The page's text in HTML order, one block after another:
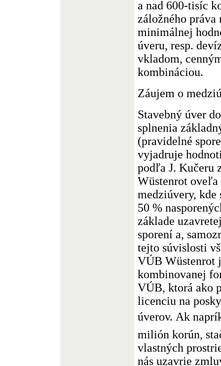
a nad 600-tisíc
záložného
minimálnej
úveru, resp.
vkladom,
kombináciou.
Záujem o
Stavebný úver
splnenia
(pravidelné
vyjadruje
podľa J. Kučeru
Wüstenrot oveľa
medziúvery,
50 %
základe
sporení a,
tejto súvislosti
VÚB Wüstenrot
kombinovanej
VÚB, ktorá ako
licenciu na
úverov. Ak
milión korún,
vlastných
nás uzavrie